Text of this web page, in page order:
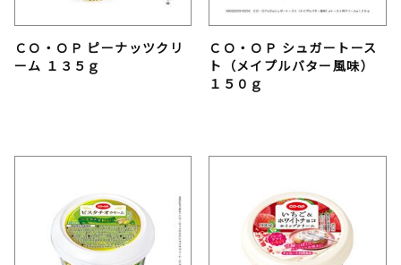
ＣＯ・ＯＰ ピーナッツクリ
ーム １３５ｇ
ＣＯ・ＯＰ シュガートース
ト（メイプルバター風味）
１５０ｇ